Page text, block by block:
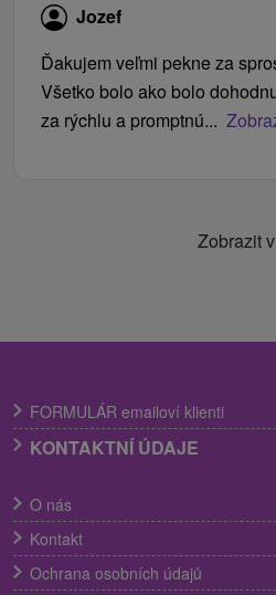
Jozef
Ďakujem veľmi pekne za
Všetko bolo ako bolo
za rýchlu a promptnú...
Zobrazit
FORMULÁR emailoví klienti
KONTAKTNÍ ÚDAJE
O nás
Kontakt
Ochrana osobních údajů